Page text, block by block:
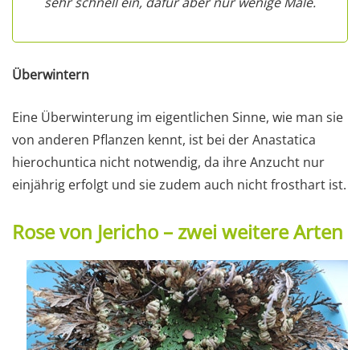
Überwintern
Eine Überwinterung im eigentlichen Sinne, wie man sie
von anderen Pflanzen kennt, ist bei der Anastatica
hierochuntica nicht notwendig, da ihre Anzucht nur
einjährig erfolgt und sie zudem auch nicht frosthart ist.
Rose von Jericho – zwei weitere Arten